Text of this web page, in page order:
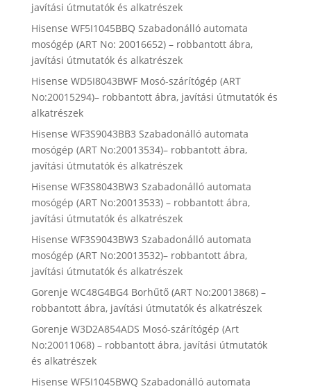
javítási útmutatók és alkatrészek
Hisense WF5I1045BBQ Szabadonálló automata
mosógép (ART No: 20016652) – robbantott ábra,
javítási útmutatók és alkatrészek
Hisense WD5I8043BWF Mosó-szárítógép (ART
No:20015294)– robbantott ábra, javítási útmutatók és
alkatrészek
Hisense WF3S9043BB3 Szabadonálló automata
mosógép (ART No:20013534)– robbantott ábra,
javítási útmutatók és alkatrészek
Hisense WF3S8043BW3 Szabadonálló automata
mosógép (ART No:20013533) – robbantott ábra,
javítási útmutatók és alkatrészek
Hisense WF3S9043BW3 Szabadonálló automata
mosógép (ART No:20013532)– robbantott ábra,
javítási útmutatók és alkatrészek
Gorenje WC48G4BG4 Borhűtő (ART No:20013868) –
robbantott ábra, javítási útmutatók és alkatrészek
Gorenje W3D2A854ADS Mosó-szárítógép (Art
No:20011068) – robbantott ábra, javítási útmutatók
és alkatrészek
Hisense WF5I1045BWQ Szabadonálló automata